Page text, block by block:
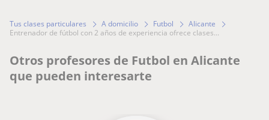
Tus clases particulares A domicilio Futbol
Alicante
entrenador de fútbol con 2 años de experiencia ofrece clases...
Otros profesores de Futbol en Alicante
que pueden interesarte